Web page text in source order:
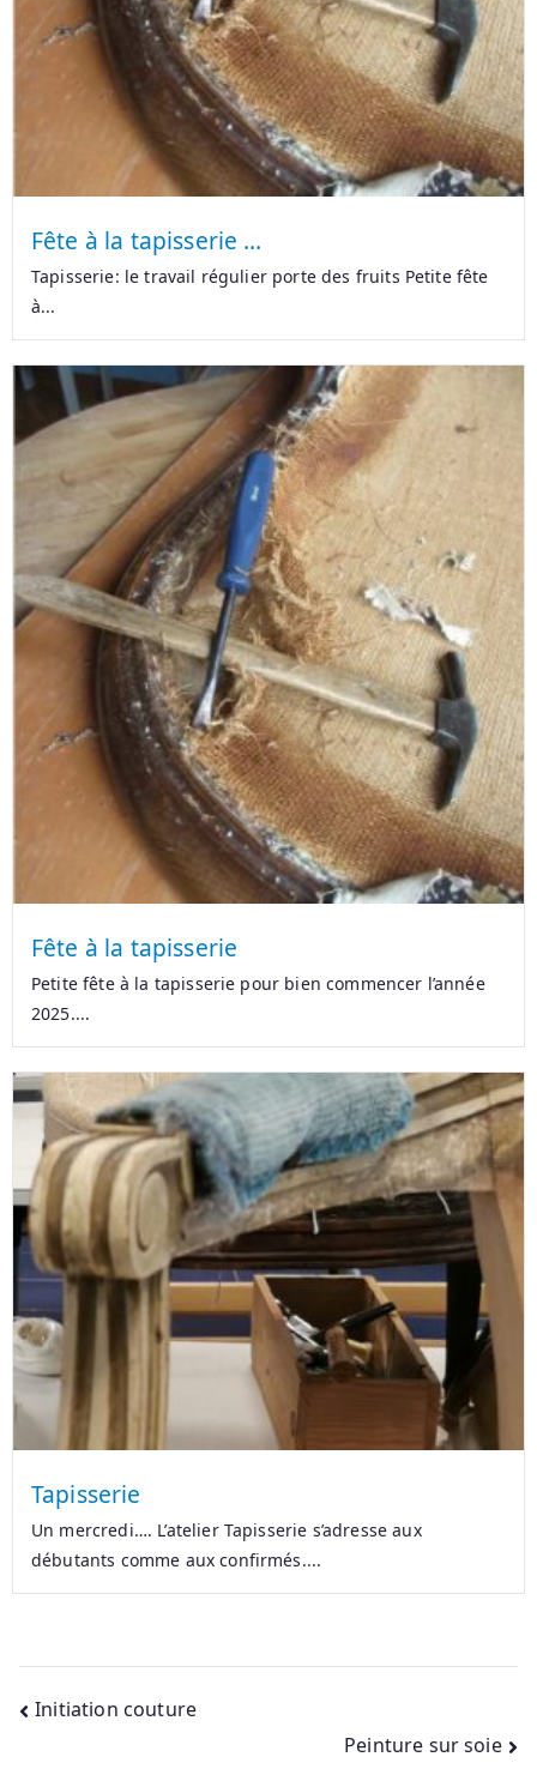
Fête à la tapisserie …
Tapisserie: le travail régulier porte des fruits Petite fête
à...
Fête à la tapisserie
Petite fête à la tapisserie pour bien commencer l’année
2025....
Tapisserie
Un mercredi…. L’atelier Tapisserie s’adresse aux
débutants comme aux confirmés....
Initiation couture
Peinture sur soie